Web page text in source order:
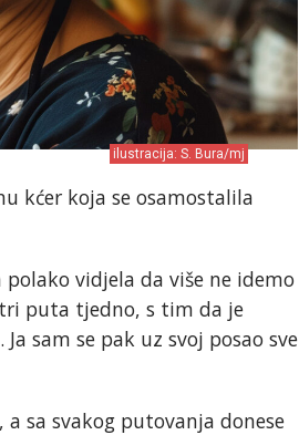
ilustracija: S. Bura/mj
kćer koja se osamostalila
vidjela da više ne idemo
puta tjedno, s tim da je
sam se pak uz svoj posao sve
sa svakog putovanja donese